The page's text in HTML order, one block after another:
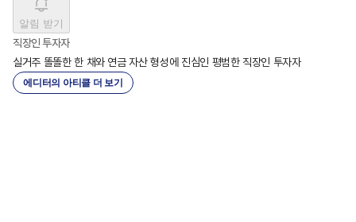
알림 받기
직장인 투자자
실거주 똘똘한 한 채와 연금 자산 형성에 진심인 평범한 직장인 투자자
에디터의 아티클 더 보기